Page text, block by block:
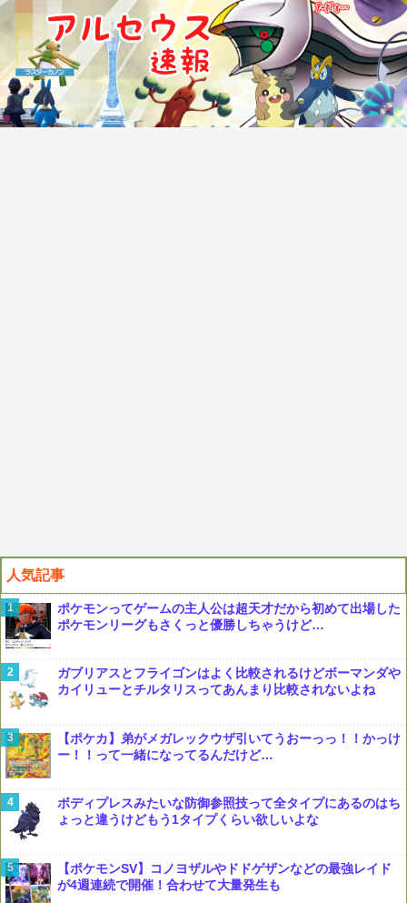
人気記事
ポケモンってゲームの主人公は超天才だから初めて出場した
ポケモンリーグもさくっと優勝しちゃうけど…
ガブリアスとフライゴンはよく比較されるけどボーマンダや
カイリューとチルタリスってあんまり比較されないよね
【ポケカ】弟がメガレックウザ引いてうおーっっ！！かっけ
ー！！って一緒になってるんだけど…
ボディプレスみたいな防御参照技って全タイプにあるのはち
ょっと違うけどもう1タイプくらい欲しいよな
【ポケモンSV】コノヨザルやドドゲザンなどの最強レイド
が4週連続で開催！合わせて大量発生も